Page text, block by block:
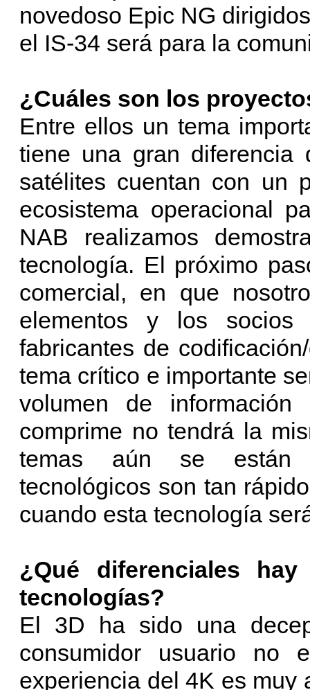
novedoso Epic NG
el IS-34 será para la
¿Cuáles son los
Entre ellos un tema
tiene una gran diferencia
satélites cuentan con un
ecosistema operacional
NAB realizamos
tecnología. El próximo
comercial, en que
elementos y los
fabricantes de
tema crítico e importante
volumen de
comprime no tendrá la
temas aún se están
tecnológicos son tan
cuando esta tecnología
¿Qué diferenciales
tecnologías?
El 3D ha sido una
consumidor usuario no
experiencia del 4K es muy